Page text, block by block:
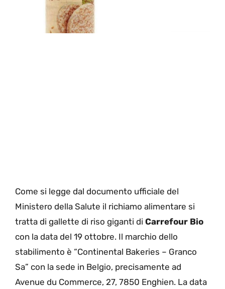
Come si legge dal documento ufficiale del
Ministero della Salute il richiamo alimentare si
tratta di gallette di riso giganti di Carrefour Bio
con la data del 19 ottobre. Il marchio dello
stabilimento è “Continental Bakeries – Granco
Sa” con la sede in Belgio, precisamente ad
Avenue du Commerce, 27, 7850 Enghien. La data